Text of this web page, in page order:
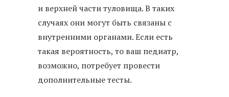
и верхней части туловища. В таких
случаях они могут быть связаны с
внутренними органами. Если есть
такая вероятность, то ваш педиатр,
возможно, потребует провести
дополнительные тесты.